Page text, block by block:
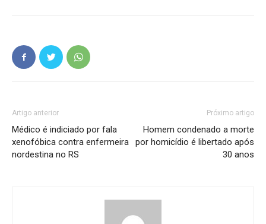
Artigo anterior
Médico é indiciado por fala
xenofóbica contra enfermeira
nordestina no RS
Próximo artigo
Homem condenado a morte
por homicídio é libertado após
30 anos